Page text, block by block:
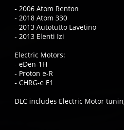
- 2006 Atom Renton
- 2018 Atom 330
- 2013 Autotutto Lavetino
- 2013 Elenti Izi
Electric Motors:
- eDen-1H
- Proton e-R
- CHRG-e E1
DLC includes Electric Motor